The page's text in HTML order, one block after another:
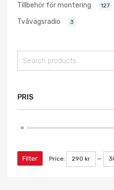
Tillbehör för montering 127
Tvåvägsradio 3
PRIS
Filter Price: 290 kr —